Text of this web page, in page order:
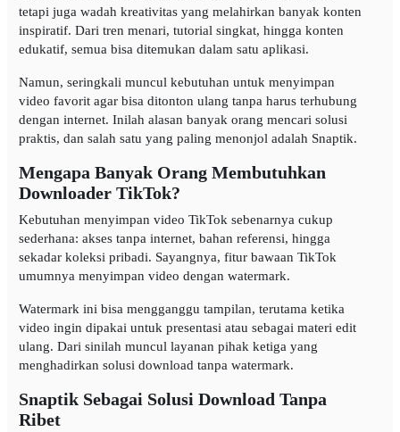
tetapi juga wadah kreativitas yang melahirkan banyak konten
inspiratif. Dari tren menari, tutorial singkat, hingga konten
edukatif, semua bisa ditemukan dalam satu aplikasi.
Namun, seringkali muncul kebutuhan untuk menyimpan
video favorit agar bisa ditonton ulang tanpa harus terhubung
dengan internet. Inilah alasan banyak orang mencari solusi
praktis, dan salah satu yang paling menonjol adalah Snaptik.
Mengapa Banyak Orang Membutuhkan
Downloader TikTok?
Kebutuhan menyimpan video TikTok sebenarnya cukup
sederhana: akses tanpa internet, bahan referensi, hingga
sekadar koleksi pribadi. Sayangnya, fitur bawaan TikTok
umumnya menyimpan video dengan watermark.
Watermark ini bisa mengganggu tampilan, terutama ketika
video ingin dipakai untuk presentasi atau sebagai materi edit
ulang. Dari sinilah muncul layanan pihak ketiga yang
menghadirkan solusi download tanpa watermark.
Snaptik Sebagai Solusi Download Tanpa
Ribet